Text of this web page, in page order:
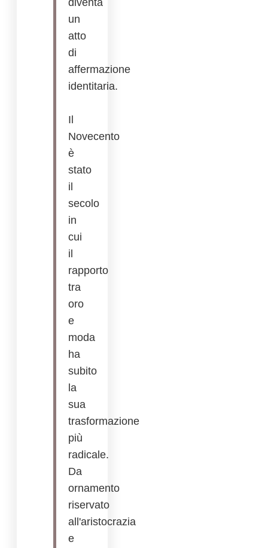
un
atto
di
affermazione
identitaria.
Il
Novecento
è
stato
il
secolo
in
cui
il
rapporto
tra
oro
e
moda
ha
subito
la
sua
trasformazione
più
radicale.
Da
ornamento
riservato
all'aristocrazia
e